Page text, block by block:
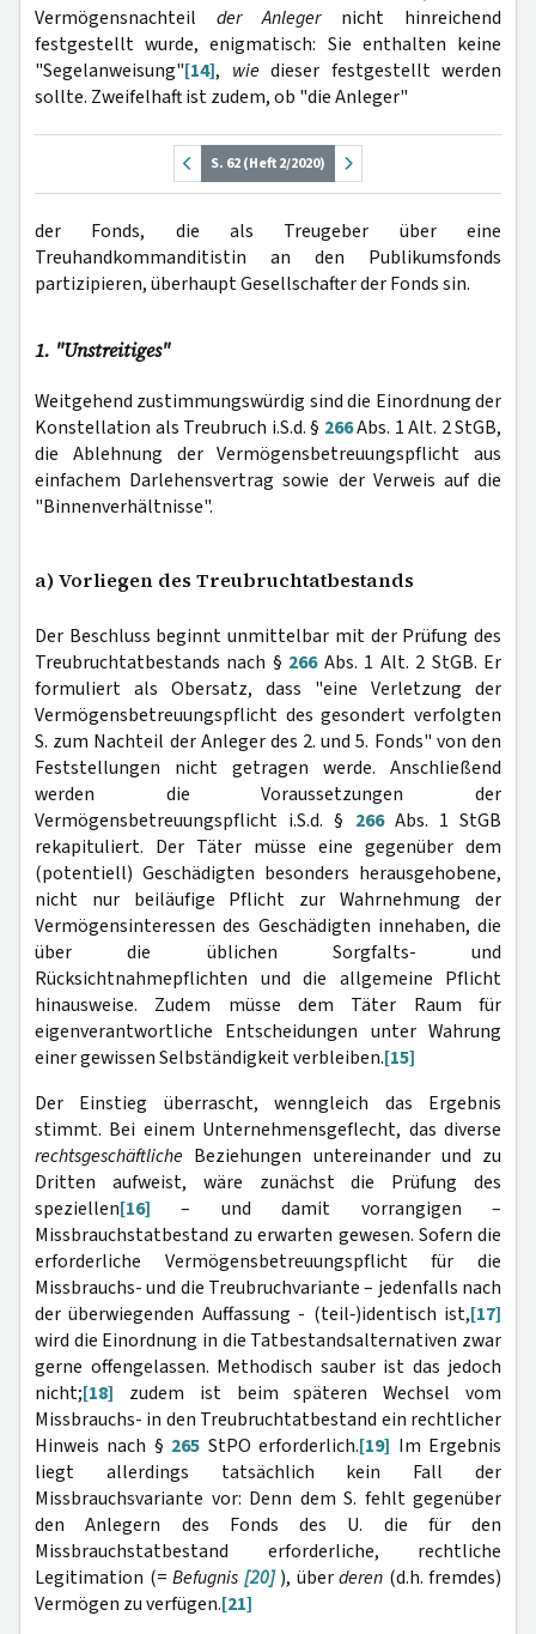
Vermögensnachteil der Anlegernicht hinreichend
festgestellt wurde, enigmatisch: Sie enthalten keine
"Segelanweisung"[14], wie dieser festgestellt werden
sollte. Zweifelhaft ist zudem, ob "die Anleger"
S. 62 (Heft 2/2020)
der Fonds, die als Treugeber über eine
Treuhandkommanditistin an den Publikumsfonds
partizipieren, überhaupt Gesellschafter der Fonds sin.
1. "Unstreitiges"
Weitgehend zustimmungswürdig sind die Einordnung der
Konstellation als Treubruch i.S.d. § 266Abs. 1 Alt. 2 StGB,
die Ablehnung der Vermögensbetreuungspflicht aus
einfachem Darlehensvertrag sowie der Verweis auf die
"Binnenverhältnisse".
a) Vorliegen des Treubruchtatbestands
Der Beschluss beginnt unmittelbar mit der Prüfung des
Treubruchtatbestands nach § 266Abs. 1 Alt. 2 StGB. Er
formuliert als Obersatz, dass "eine Verletzung der
Vermögensbetreuungspflicht des gesondert verfolgten
S. zum Nachteil der Anleger des 2. und 5. Fonds" von den
Feststellungen nicht getragen werde. Anschließend
werden die Voraussetzungen der
Vermögensbetreuungspflicht i.S.d. § 266Abs. 1 StGB
rekapituliert. Der Täter müsse eine gegenüber dem
(potentiell) Geschädigten besonders herausgehobene,
nicht nur beiläufige Pflicht zur Wahrnehmung der
Vermögensinteressen des Geschädigten innehaben, die
über die üblichen Sorgfalts- und
Rücksichtnahmepflichten und die allgemeine Pflicht
hinausweise. Zudem müsse dem Täter Raum für
eigenverantwortliche Entscheidungen unter Wahrung
einer gewissen Selbständigkeit verbleiben.[15]
Der Einstieg überrascht, wenngleich das Ergebnis
stimmt. Bei einem Unternehmensgeflecht, das diverse
rechtsgeschäftliche Beziehungen untereinander und zu
Dritten aufweist, wäre zunächst die Prüfung des
speziellen[16] – und damit vorrangigen –
Missbrauchstatbestand zu erwarten gewesen. Sofern die
erforderliche Vermögensbetreuungspflicht für die
Missbrauchs- und die Treubruchvariante – jedenfalls nach
der überwiegenden Auffassung - (teil‑)identisch ist,[17]
wird die Einordnung in die Tatbestandsalternativen zwar
gerne offengelassen. Methodisch sauber ist das jedoch
nicht;[18] zudem ist beim späteren Wechsel vom
Missbrauchs- in den Treubruchtatbestand ein rechtlicher
Hinweis nach § 265 StPO erforderlich.[19] Im Ergebnis
liegt allerdings tatsächlich kein Fall der
Missbrauchsvariante vor: Denn dem S. fehlt gegenüber
den Anlegern des Fonds des U. die für den
Missbrauchstatbestand erforderliche, rechtliche
Legitimation (= Befugnis [20] ), überderen (d.h. fremdes)
Vermögen zu verfügen.[21]